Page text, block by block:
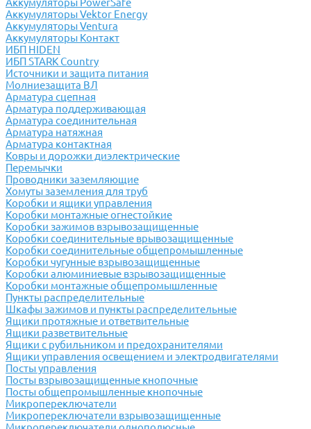
Аккумуляторы PowerSafe
Аккумуляторы Vektor Energy
Аккумуляторы Ventura
Аккумуляторы Контакт
ИБП HIDEN
ИБП STARK Country
Источники и защита питания
Молниезащита ВЛ
Арматура сцепная
Арматура поддерживающая
Арматура соединительная
Арматура натяжная
Арматура контактная
Ковры и дорожки диэлектрические
Перемычки
Проводники заземляющие
Хомуты заземления для труб
Коробки и ящики управления
Коробки монтажные огнестойкие
Коробки зажимов взрывозащищенные
Коробки соединительные врывозащищенные
Коробки соединительные общепромышленные
Коробки чугунные взрывозащищенные
Коробки алюминиевые взрывозащищенные
Коробки монтажные общепромышленные
Пункты распределительные
Шкафы зажимов и пункты распределительные
Ящики протяжные и ответвительные
Ящики разветвительные
Ящики с рубильником и предохранителями
Ящики управления освещением и электродвигателями
Посты управления
Посты взрывозащищенные кнопочные
Посты общепромышленные кнопочные
Микропереключатели
Микропереключатели взрывозащищенные